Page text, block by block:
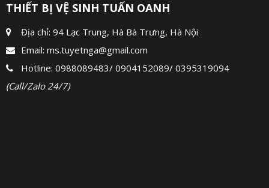
THIẾT BỊ VỆ SINH TUẤN OANH
Địa chỉ: 94 Lạc Trung, Hà Bà Trưng, Hà Nội
Email: ms.tuyetnga@gmail.com
Hotline: 0988089483/ 0904152089/ 0395319094
(Call/Zalo 24/7)